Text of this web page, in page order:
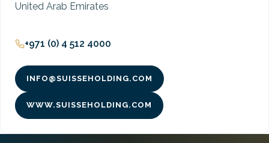
United Arab Emirates
+971 (0) 4 512 4000
INFO@SUISSEHOLDING.COM
WWW.SUISSEHOLDING.COM